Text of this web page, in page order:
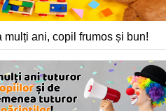
mulți ani, copil frumos și bun!